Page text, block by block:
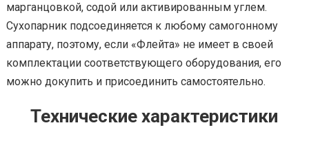
марганцовкой, содой или активированным углем.
Сухопарник подсоединяется к любому самогонному
аппарату, поэтому, если «Флейта» не имеет в своей
комплектации соответствующего оборудования, его
можно докупить и присоединить самостоятельно.
Технические характеристики